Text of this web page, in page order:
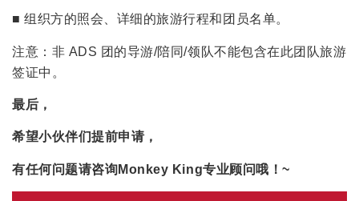
■ 组织方的照会、详细的旅游行程和团员名单。
注意：非 ADS 团的导游/陪同/领队不能包含在此团队旅游
签证中。
最后，
希望小伙伴们提前申请，
有任何问题请咨询Monkey King专业顾问哦！~